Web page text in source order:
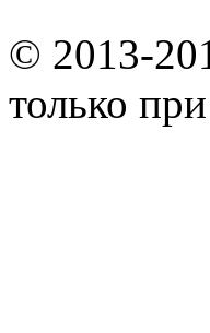
© 2013-
только